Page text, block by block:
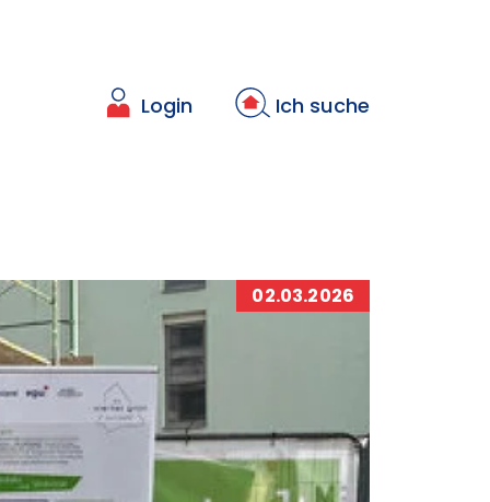
Login Ich suche
02.03.2026